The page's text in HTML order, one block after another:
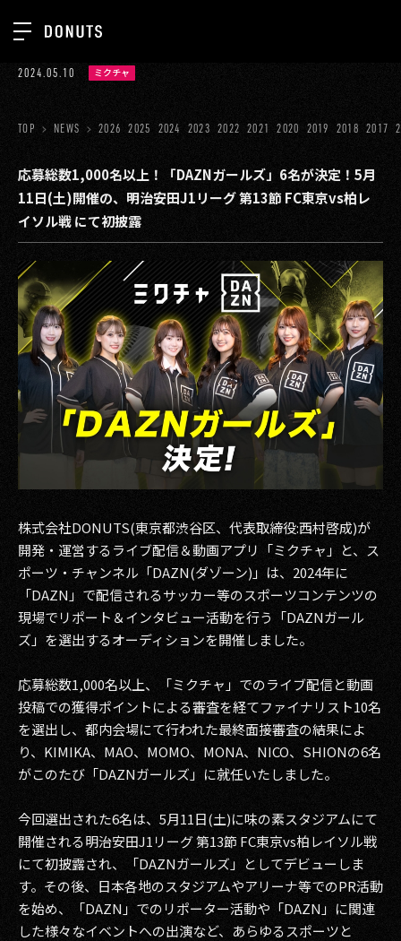
ジョブカン
ゲーム
ミクチャ
医療(CLIUS)
出版メディア
美少女図鑑
イベント
タテドラ
その他事業
2026
2025
2024
2023
2022
2021
2020
2019
2017
2016
2015
TOP
ABOUT
SERVICES
GROUP
RECRUIT
CONTACT
PRIVACY POLICY
2024.05.10 ミクチャ
TOP NEWS 2026 2025 2024 2023 2022 2021 2020 2019 2018 2017
応募総数1,000名以上！「DAZNガールズ」6名が決定！5月
11日(土)開催の、明治安田J1リーグ 第13節 FC東京vs柏レ
イソル戦 にて初披露
株式会社DONUTS(東京都渋谷区、代表取締役:西村啓成)が
開発・運営するライブ配信＆動画アプリ「ミクチャ」と、ス
ポーツ・チャンネル「DAZN(ダゾーン)」は、2024年に
「DAZN」で配信されるサッカー等のスポーツコンテンツの
現場でリポート＆インタビュー活動を行う「DAZNガール
ズ」を選出するオーディションを開催しました。
応募総数1,000名以上、「ミクチャ」でのライブ配信と動画
投稿での獲得ポイントによる審査を経てファイナリスト10名
を選出し、都内会場にて行われた最終面接審査の結果によ
り、KIMIKA、MAO、MOMO、MONA、NICO、SHIONの6名
がこのたび「DAZNガールズ」に就任いたしました。
今回選出された6名は、5月11日(土)に味の素スタジアムにて
開催される明治安田J1リーグ 第13節 FC東京vs柏レイソル戦
にて初披露され、「DAZNガールズ」としてデビューしま
す。その後、日本各地のスタジアムやアリーナ等でのPR活動
を始め、「DAZN」でのリポーター活動や「DAZN」に関連
した様々なイベントへの出演など、あらゆるスポーツと